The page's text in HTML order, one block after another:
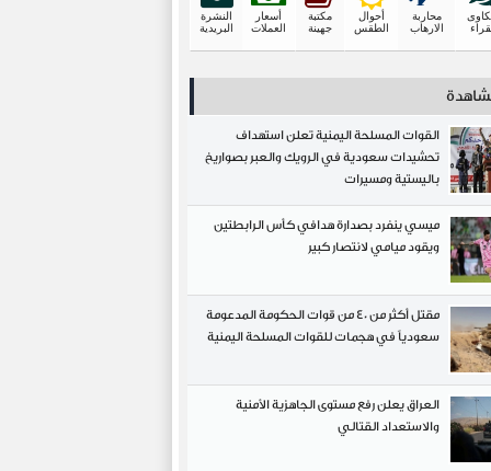
محاربة
الارهاب
أحوال
الطقس
مكتبة
جهينة
أسعار
العملات
النشرة
البريدية
القوات المسلحة اليمنية تعلن استهداف
تحشيدات سعودية في الرويك والعبر بصواريخ
باليستية ومسيرات
ميسي ينفرد بصدارة هدافي كأس الرابطتين
ويقود ميامي لانتصار كبير
مقتل أكثر من 40 من قوات الحكومة المدعومة
سعودياً في هجمات للقوات المسلحة اليمنية
العراق يعلن رفع مستوى الجاهزية الأمنية
والاستعداد القتالي